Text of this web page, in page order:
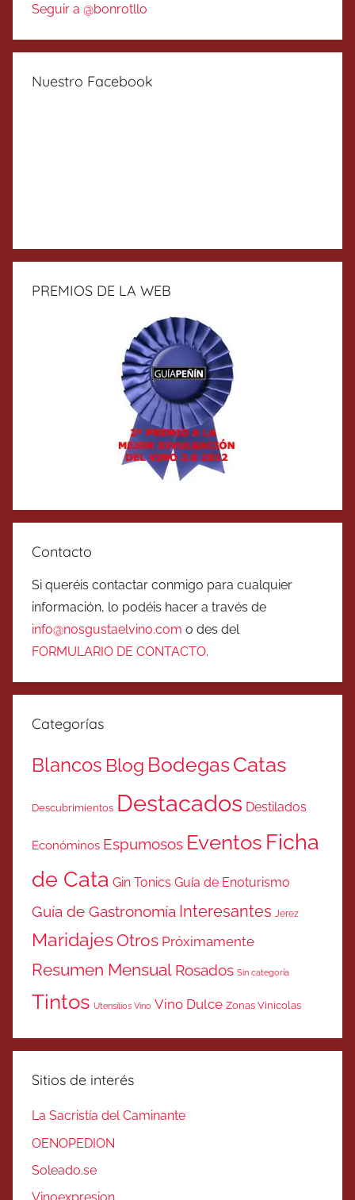
Seguir a @bonrotllo
Nuestro Facebook
PREMIOS DE LA WEB
Contacto
Si queréis contactar conmigo para cualquier
información, lo podéis hacer a través de
info@nosgustaelvino.com o des del
FORMULARIO DE CONTACTO.
Categorías
Blancos Blog BodegasCatas
Descubrimientos Destacados Destilados
Económinos Espumosos Eventos Ficha
de Cata Gin Tonics Guía de Enoturismo
Guía de Gastronomía Interesantes Jerez
MaridajesOtros Próximamente
Resumen Mensual Rosados Sin categoría
Tintos Utensilios Vino Vino Dulce Zonas Vinicolas
Sitios de interés
La Sacristía del Caminante
OENOPEDION
Soleado.se